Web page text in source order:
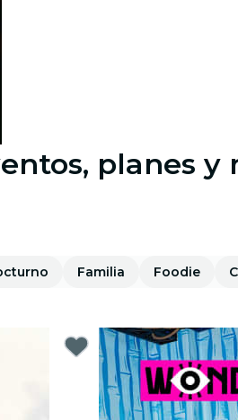
planes y
Familia Foodie